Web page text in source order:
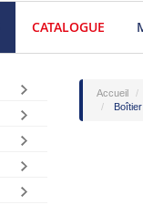
CATALOGUE
Accueil
Boîtier